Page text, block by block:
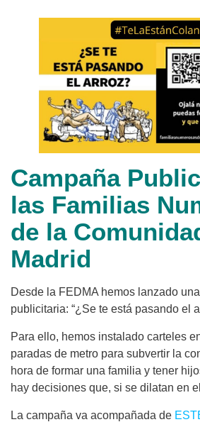
Campaña
las Familias
de la
Madrid
Desde la FEDMA hemos lanzado
publicitaria: “¿Se te está pasando el
Para ello, hemos instalado carteles
paradas de metro para subvertir la
hora de formar una familia y tener
hay decisiones que, si se dilatan en
La campaña va acompañada de